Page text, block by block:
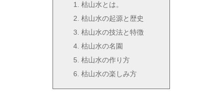
枯山水とは。
枯山水の起源と歴史
枯山水の技法と特徴
枯山水の名園
枯山水の作り方
枯山水の楽しみ方